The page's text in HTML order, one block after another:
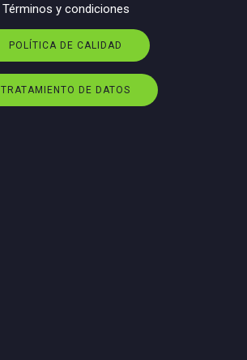
Términos y condiciones
POLÍTICA DE CALIDAD
TRATAMIENTO DE DATOS